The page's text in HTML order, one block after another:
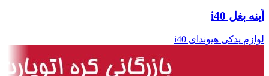
آینه بغل i40
لوازم یدکی هیوندای i40